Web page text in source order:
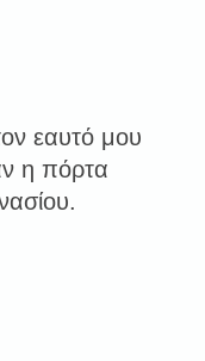
εαυτό μου
η πόρτα